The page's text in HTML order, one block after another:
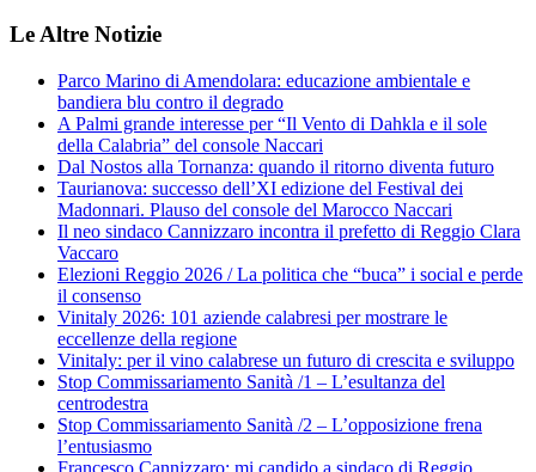
Le Altre Notizie
Parco Marino di Amendolara: educazione ambientale e
bandiera blu contro il degrado
A Palmi grande interesse per “Il Vento di Dahkla e il sole
della Calabria” del console Naccari
Dal Nostos alla Tornanza: quando il ritorno diventa futuro
Taurianova: successo dell’XI edizione del Festival dei
Madonnari. Plauso del console del Marocco Naccari
Il neo sindaco Cannizzaro incontra il prefetto di Reggio Clara
Vaccaro
Elezioni Reggio 2026 / La politica che “buca” i social e perde
il consenso
Vinitaly 2026: 101 aziende calabresi per mostrare le
eccellenze della regione
Vinitaly: per il vino calabrese un futuro di crescita e sviluppo
Stop Commissariamento Sanità /1 – L’esultanza del
centrodestra
Stop Commissariamento Sanità /2 – L’opposizione frena
l’entusiasmo
Francesco Cannizzaro: mi candido a sindaco di Reggio